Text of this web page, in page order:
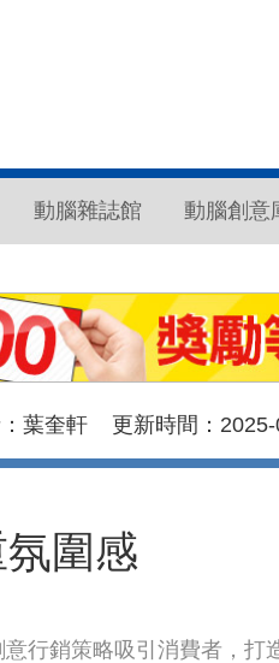
動腦雜誌館 動腦創意
葉奎軒 更新時間：
圍感
行銷策略吸引消費者，打